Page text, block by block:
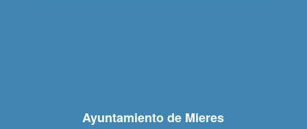
Ayuntamiento de Mieres